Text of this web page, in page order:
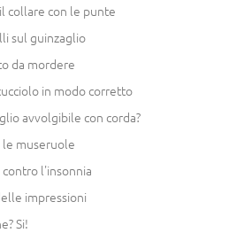
collare con le punte
sul guinzaglio
da mordere
in modo corretto
avvolgibile con corda?
le museruole
l'insonnia
impressioni
Si!